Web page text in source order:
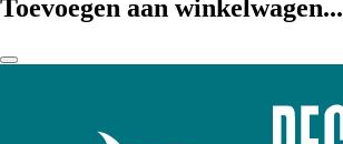
Toevoegen aan winkelwagen...